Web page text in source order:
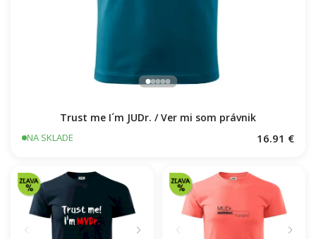
Trust me I´m JUDr. / Ver mi som právnik
NA SKLADE 16.91 €